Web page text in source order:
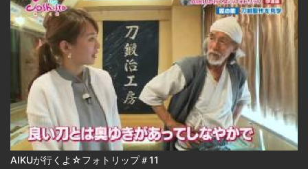
AIKUが行くよ☆フォトリップ＃11